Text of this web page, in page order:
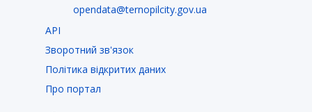
opendata@ternopilcity.gov.ua
API
Зворотний зв'язок
Політика відкритих даних
Про портал